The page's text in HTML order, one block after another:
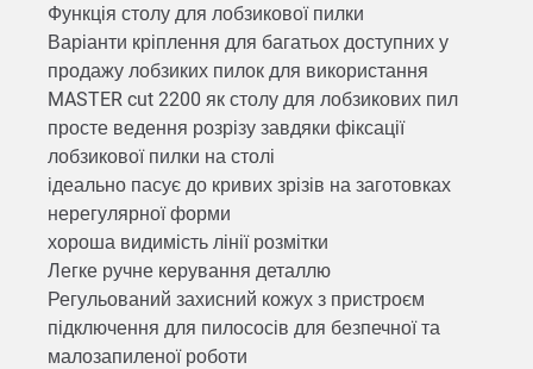
Функція столу для лобзикової пилки
Варіанти кріплення для багатьох доступних у
продажу лобзиких пилок для використання
MASTER cut 2200 як столу для лобзикових пил
просте ведення розрізу завдяки фіксації
лобзикової пилки на столі
ідеально пасує до кривих зрізів на заготовках
нерегулярної форми
хороша видимість лінії розмітки
Легке ручне керування деталлю
Регульований захисний кожух з пристроєм
підключення для пилососів для безпечної та
малозапиленої роботи